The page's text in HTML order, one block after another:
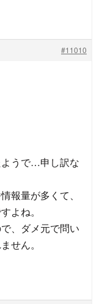
#11010
ようで…申し訳な
報量が多くて、
よね。
、ダメ元で問い
せん。